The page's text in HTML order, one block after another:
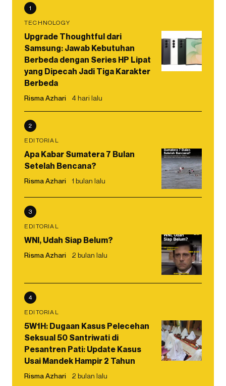
1
TECHNOLOGY
Upgrade Thoughtful dari
Samsung: Jawab Kebutuhan
Berbeda dengan Series HP Lipat
yang Dipecah Jadi Tiga Karakter
Berbeda
Risma Azhari 4 hari lalu
2
EDITORIAL
Apa Kabar Sumatera 7 Bulan
Setelah Bencana?
Risma Azhari 1 bulan lalu
3
EDITORIAL
WNI, Udah Siap Belum?
Risma Azhari 2 bulan lalu
4
EDITORIAL
5W1H: Dugaan Kasus Pelecehan
Seksual 50 Santriwati di
Pesantren Pati: Update Kasus
Usai Mandek Hampir 2 Tahun
Risma Azhari 2 bulan lalu